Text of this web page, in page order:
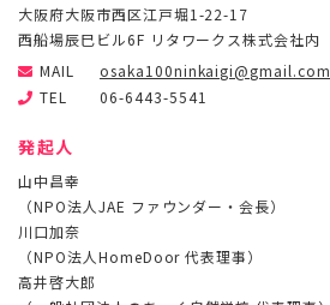
大阪府大阪市西区江戸堀1-22-17
西船場辰巳ビル6F リタワークス株式会社内
MAIL
osaka100ninkaigi@gmail.com
TEL
06-6443-5541
発起人
山中昌幸
（NPO法人JAE ファウンダー・会長）
川口加奈
（NPO法人HomeDoor 代表理事）
高井啓大郎